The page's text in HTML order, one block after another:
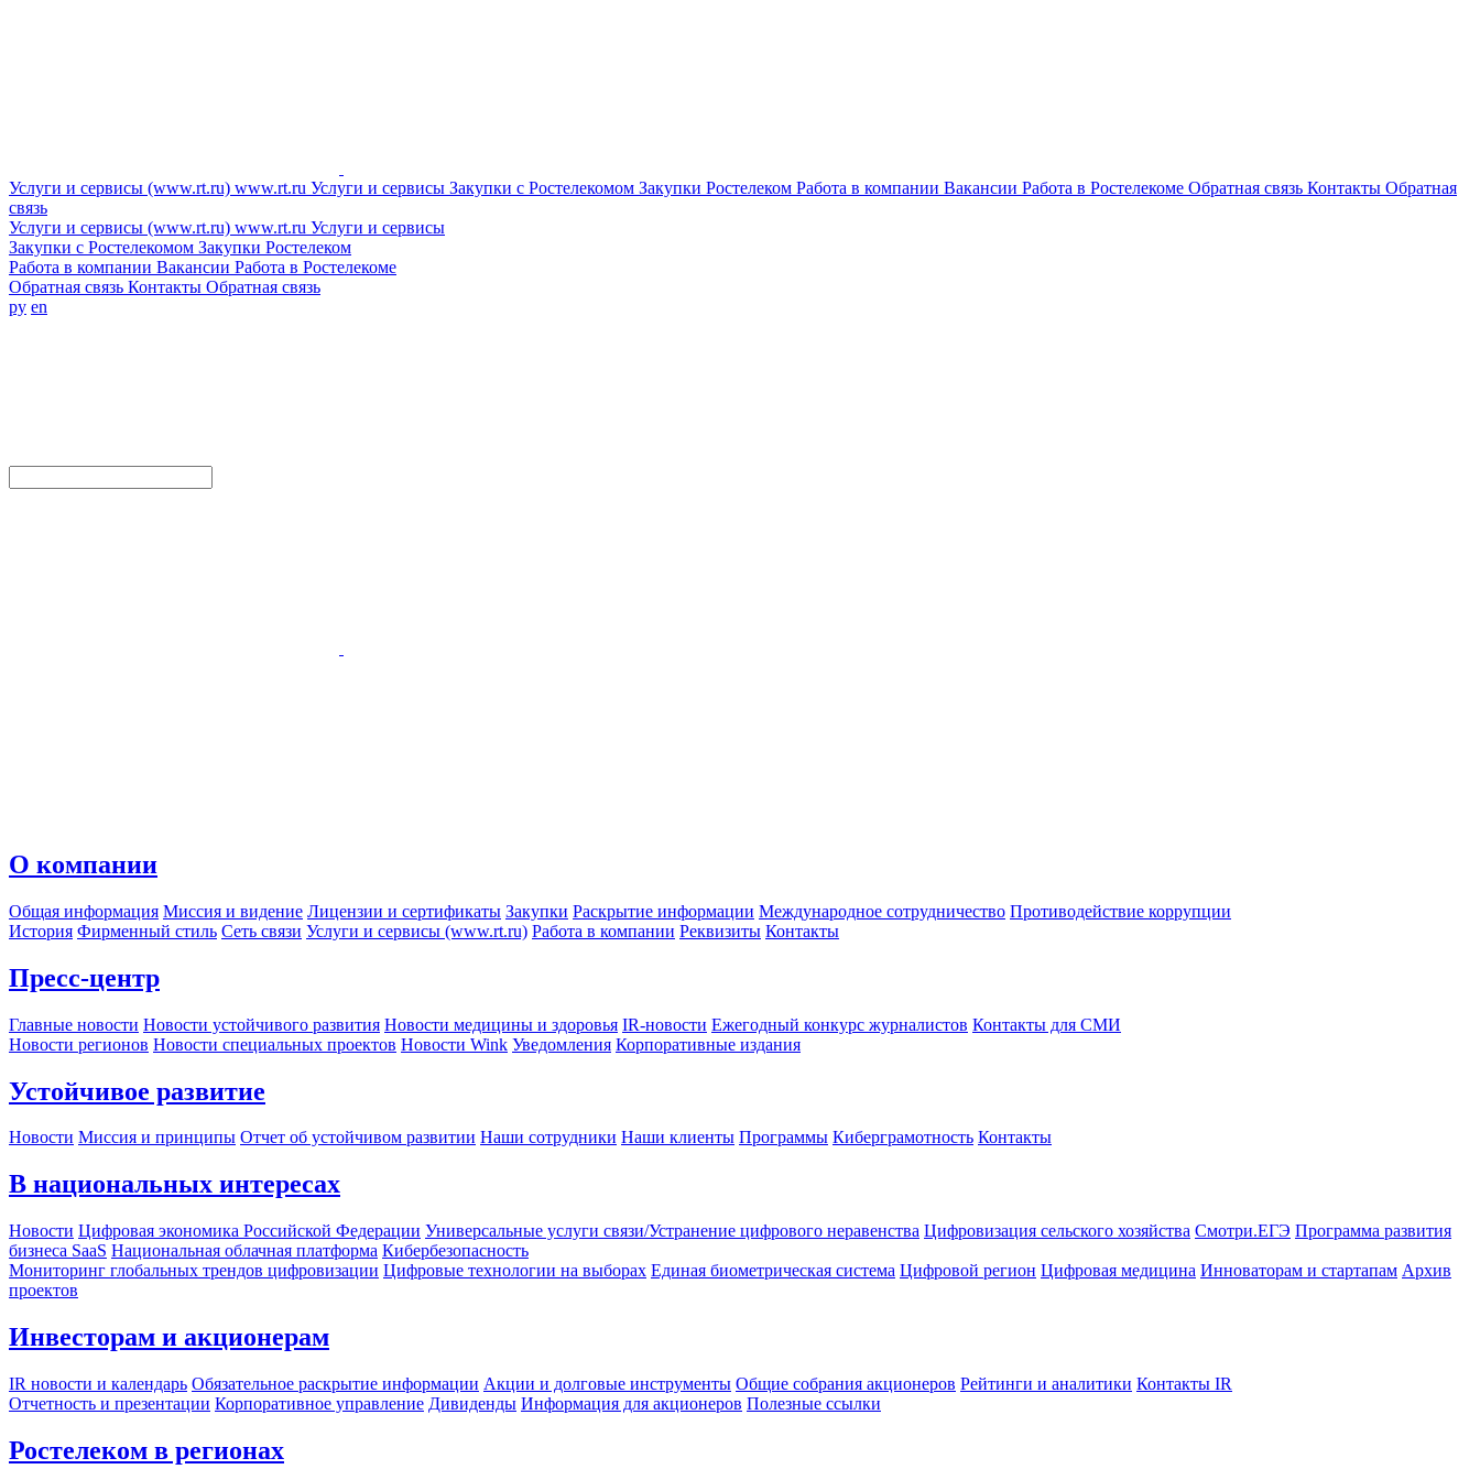
Услуги и сервисы (www.rt.ru) www.rt.ru Услуги и сервисы Закупки с Ростелекомом Закупки Ростелеком Работа в компании Вакансии Работа в Ростелекоме Обратная связь Контакты Обратная
связь
Услуги и сервисы (www.rt.ru) www.rt.ru Услуги и сервисы
Закупки с Ростелекомом Закупки Ростелеком
Работа в компании Вакансии Работа в Ростелекоме
Обратная связь Контакты Обратная связь
ру en
О компании
Общая информация Миссия и видение Лицензии и сертификаты Закупки Раскрытие информации Международное сотрудничество Противодействие коррупции
История Фирменный стиль Сеть связи Услуги и сервисы (www.rt.ru) Работа в компании Реквизиты Контакты
Пресс-центр
Главные новости Новости устойчивого развития Новости медицины и здоровья IR-новости Ежегодный конкурс журналистов Контакты для СМИ
Новости регионов Новости специальных проектов Новости Wink Уведомления Корпоративные издания
Устойчивое развитие
Новости Миссия и принципы Отчет об устойчивом развитии Наши сотрудники Наши клиенты Программы Киберграмотность Контакты
В национальных интересах
Новости Цифровая экономика Российской Федерации Универсальные услуги связи/Устранение цифрового неравенства Цифровизация сельского хозяйства Смотри.ЕГЭ Программа развития
бизнеса SaaS Национальная облачная платформа Кибербезопасность
Мониторинг глобальных трендов цифровизации Цифровые технологии на выборах Единая биометрическая система Цифровой регион Цифровая медицина Инноваторам и стартапам Архив
проектов
Инвесторам и акционерам
IR новости и календарь Обязательное раскрытие информации Акции и долговые инструменты Общие собрания акционеров Рейтинги и аналитики Контакты IR
Отчетность и презентации Корпоративное управление Дивиденды Информация для акционеров Полезные ссылки
Ростелеком в регионах